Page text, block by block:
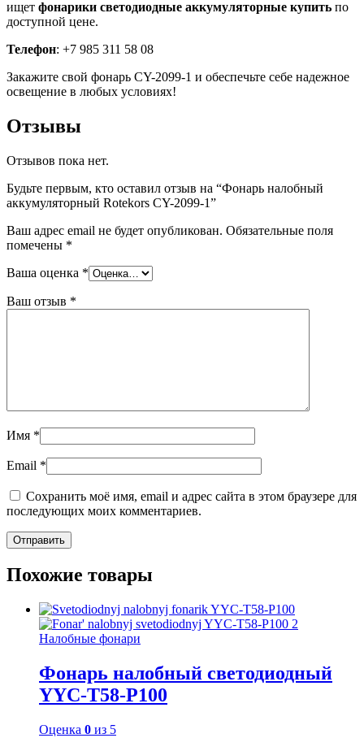
ищет фонарики светодиодные аккумуляторные купить по
доступной цене.
Телефон: +7 985 311 58 08
Закажите свой фонарь CY-2099-1 и обеспечьте себе надежное
освещение в любых условиях!
Отзывы
Отзывов пока нет.
Будьте первым, кто оставил отзыв на “Фонарь налобный
аккумуляторный Rotekors CY-2099-1”
Ваш адрес email не будет опубликован. Обязательные поля
помечены *
Ваша оценка *
Ваш отзыв *
Имя *
Email *
Сохранить моё имя, email и адрес сайта в этом браузере для
последующих моих комментариев.
Похожие товары
Налобные фонари
Фонарь налобный светодиодный
YYC-T58-P100
Оценка 0 из 5